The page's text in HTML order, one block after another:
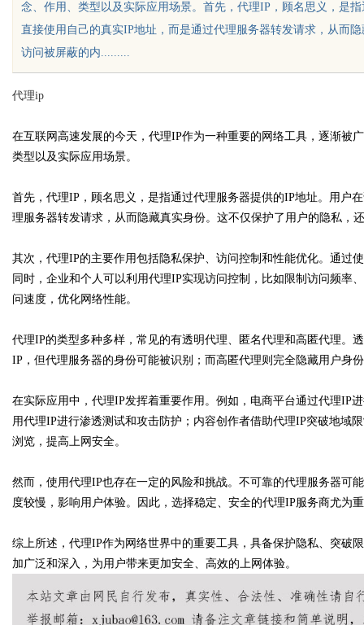
sc
Bo
念、作用、类型以及实际应用场景。首先，代理IP，顾名思义，是
直接使用自己的真实IP地址，而是通过代理服务器转发请求，从而
访问被屏蔽的内.........
代理ip
在互联网高速发展的今天，代理IP作为一种重要的网络工具，逐渐被
类型以及实际应用场景。
首先，代理IP，顾名思义，是指通过代理服务器提供的IP地址。用户
理服务器转发请求，从而隐藏真实身份。这不仅保护了用户的隐私，
其次，代理IP的主要作用包括隐私保护、访问控制和性能优化。通过
同时，企业和个人可以利用代理IP实现访问控制，比如限制访问频率
问速度，优化网络性能。
代理IP的类型多种多样，常见的有透明代理、匿名代理和高匿代理。
IP，但代理服务器的身份可能被识别；而高匿代理则完全隐藏用户身
在实际应用中，代理IP发挥着重要作用。例如，电商平台通过代理IP
用代理IP进行渗透测试和攻击防护；内容创作者借助代理IP突破地域
浏览，提高上网安全。
然而，使用代理IP也存在一定的风险和挑战。不可靠的代理服务器可
度较慢，影响用户体验。因此，选择稳定、安全的代理IP服务商尤为
综上所述，代理IP作为网络世界中的重要工具，具备保护隐私、突破
加广泛和深入，为用户带来更加安全、高效的上网体验。
不发天天爆款视频，
靠GEO让AI自动推